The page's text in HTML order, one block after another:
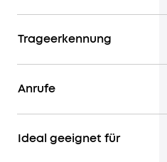
Trageerkennung
Anrufe
Ideal geeignet für